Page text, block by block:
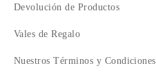
19
21
Devolución de Productos
Vales de Regalo
Nuestros Términos y Condiciones